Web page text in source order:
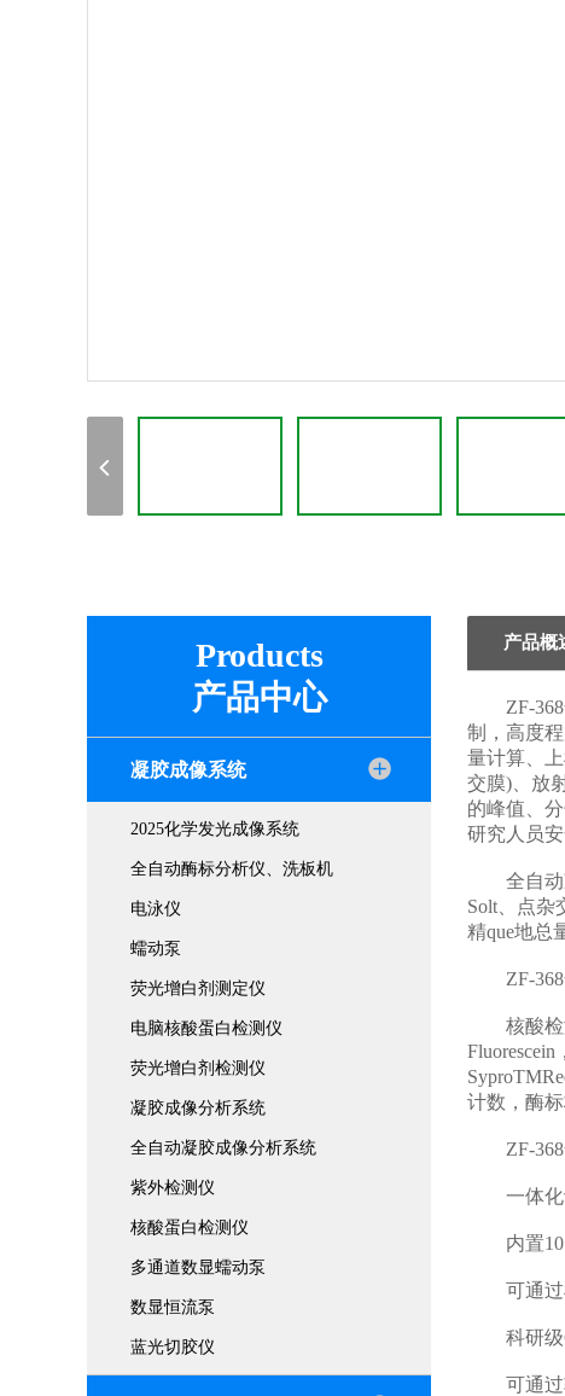
Products
产品中心
凝胶成像系统
2025化学发光成像系统
全自动酶标分析仪、洗板机
电泳仪
蠕动泵
荧光增白剂测定仪
电脑核酸蛋白检测仪
荧光增白剂检测仪
凝胶成像分析系统
全自动凝胶成像分析系统
紫外检测仪
核酸蛋白检测仪
多通道数显蠕动泵
数显恒流泵
蓝光切胶仪
产品概
ZF-368
制，高度
量计算、
交膜)、放
的峰值、
研究人员
全自动凝
Solt、点杂
精que地总
ZF-368
核酸检测
计数，酶
ZF-368
一体化设
内置10.4
可通过机
科研级
可通过软